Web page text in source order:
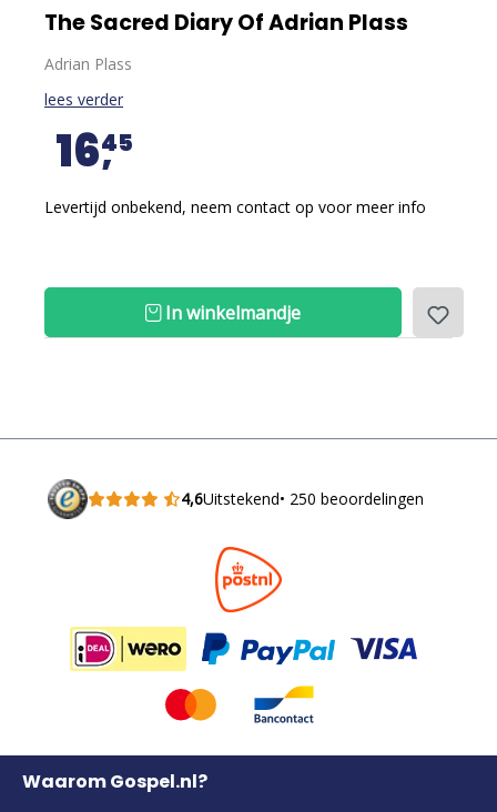
The Sacred Diary Of Adrian Plass
Adrian Plass
lees verder
1645
Levertijd onbekend, neem contact op voor meer info
In winkelmandje
4,6Uitstekend• 250 beoordelingen
Waarom Gospel.nl?